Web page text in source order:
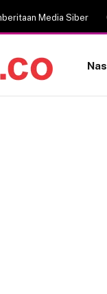
Media Siber